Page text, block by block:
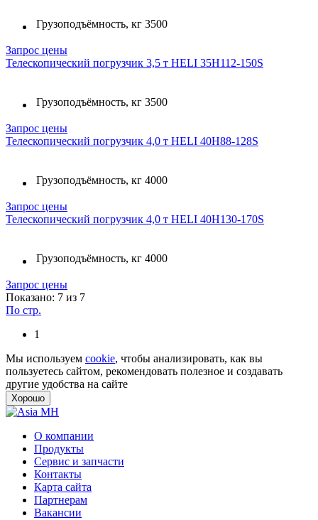
Грузоподъёмность, кг 3500
Запрос цены
Телескопический погрузчик 3,5 т HELI 35H112-150S
Грузоподъёмность, кг 3500
Запрос цены
Телескопический погрузчик 4,0 т HELI 40H88-128S
Грузоподъёмность, кг 4000
Запрос цены
Телескопический погрузчик 4,0 т HELI 40H130-170S
Грузоподъёмность, кг 4000
Запрос цены
Показано: 7 из 7
По стр.
1
Мы используем cookie, чтобы анализировать, как вы
пользуетесь сайтом, рекомендовать полезное и создавать
другие удобства на сайте
Хорошо
О компании
Продукты
Сервис и запчасти
Контакты
Карта сайта
Партнерам
Вакансии